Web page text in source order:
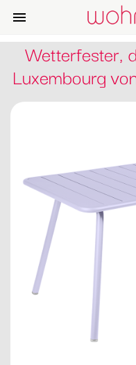

Wetterfester,
Luxembourg